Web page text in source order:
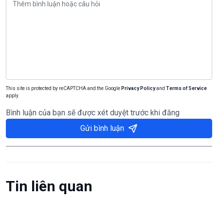
This site is protected by reCAPTCHA and the Google Privacy Policyand Terms of Service
apply.
Bình luận của bạn sẽ được xét duyệt trước khi đăng
Gửi bình luận
Tin liên quan